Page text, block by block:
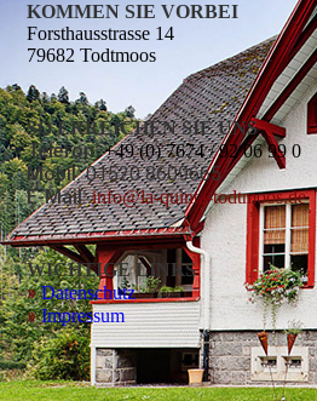
KOMMEN SIE VORBEI
Forsthausstrasse 14
79682 Todtmoos
SO ERREICHEN SIE UNS
Telefon:+49 (0) 7674 / 92 06 99 0
Mobil:01520 8609665
E-Mail: info@la-quinta-todtmoos.de
WICHTIGE LINKS
» Datenschutz
» Impressum